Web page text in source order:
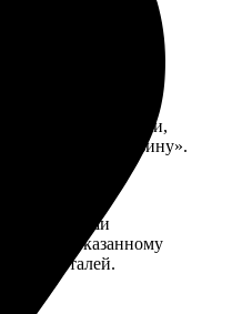
тип продукции,
«Добавить в корзину».
печати наши
Вами по указанному
деталей.